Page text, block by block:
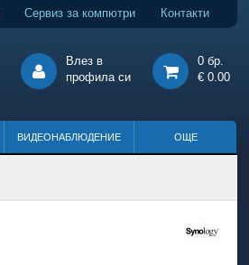
Сервиз за компютри Контакти
Влез в
профила си
0 бр.
€ 0.00
ВИДЕОНАБЛЮДЕНИЕ ОЩЕ